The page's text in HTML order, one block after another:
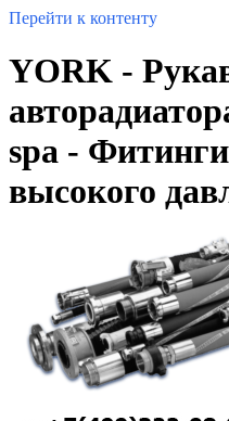
Перейти к контенту
YORK -
spa -
высокого